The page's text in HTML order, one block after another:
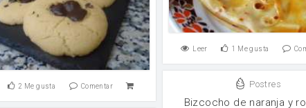
Leer 1 Me gusta
2 Me gusta Comentar Postres
Bizcocho de naranja y